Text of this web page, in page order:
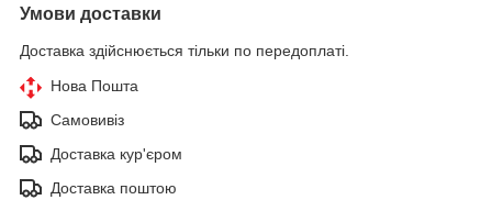
Умови доставки
Доставка здійснюється тільки по передоплаті.
Нова Пошта
Самовивіз
Доставка кур'єром
Доставка поштою